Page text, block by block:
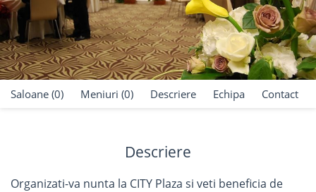
Saloane (0) Meniuri (0) Descriere Echipa Contact
Descriere
Organizati-va nunta la CITY Plaza si veti beneficia de